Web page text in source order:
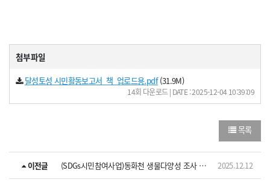
첨부파일
달성토성 시민활동보고서_책_업로드용.pdf(31.9M)
14회 다운로드 | DATE : 2025-12-04 10:39:09
목록
이전글 (SDGs시민참여사업)동화천 생물다양성 조사 보고서 2025.12.12